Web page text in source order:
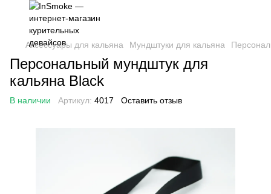
Аксессуары для кальяна Мундштуки для кальяна
Персональный мундштук для
кальяна Black
В наличии Артикул: 4017 Оставить отзыв